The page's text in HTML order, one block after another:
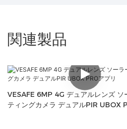
関連製品
VESAFE 6MP 4G デュアルレンズ ソ
ティングカメラ デュアルPIR UBOX